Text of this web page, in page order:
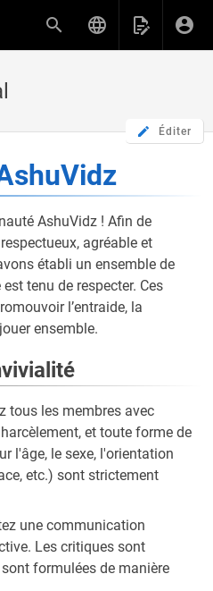
Éditer
AshuVidz ! Afin de
agréable et
établi un ensemble de
tenu de respecter. Ces
l’entraide, la
ensemble.
tous les membres avec
et toute forme de
l'âge, le sexe, l'orientation
etc.) sont strictement
une communication
Les critiques sont
formulées de manière